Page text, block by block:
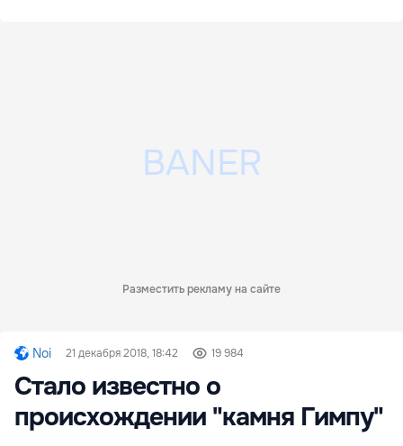
Разместить рекламу на сайте
Noi 21 декабря 2018, 18:42 19 984
Стало известно о
происхождении "камня Гимпу"